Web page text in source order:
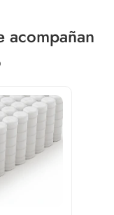
acompañan